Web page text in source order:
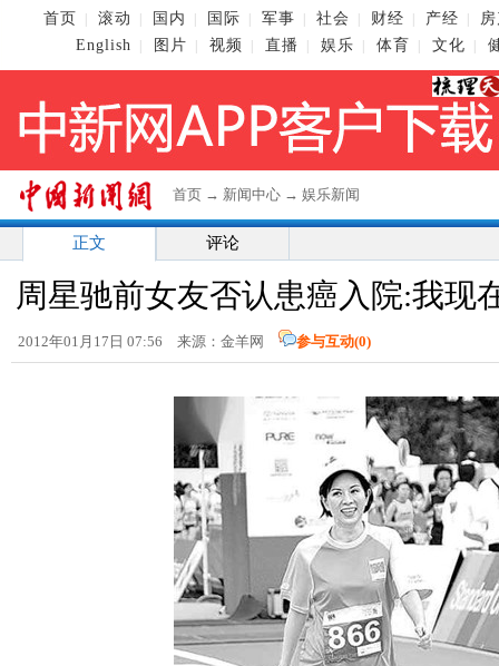
首页 滚动 国内 国际 军事 社会 财经 产经
English
图片 视频 直播 娱乐 体育 文化
首页 → 新闻中心 → 娱乐新闻
正文 评论
周星驰前女友否认患癌入院:我现
2012年01月17日 07:56 来源：金羊网 参与互动(0)